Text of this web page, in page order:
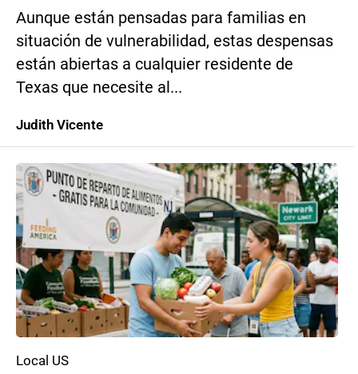
Aunque están pensadas para familias en
situación de vulnerabilidad, estas despensas
están abiertas a cualquier residente de
Texas que necesite al...
Judith Vicente
Local US